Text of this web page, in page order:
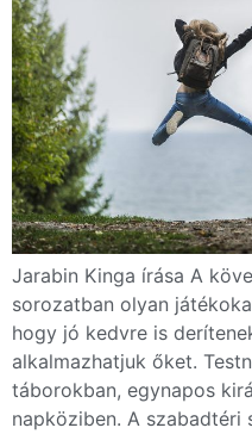
Jarabin Kinga írása A
sorozatban olyan
hogy jó kedvre is
alkalmazhatjuk őket.
táborokban, egynapos
napköziben. A szabadtéri